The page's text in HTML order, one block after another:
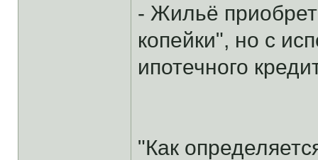
- Жильё
копейки", но с
ипотечного
"Как